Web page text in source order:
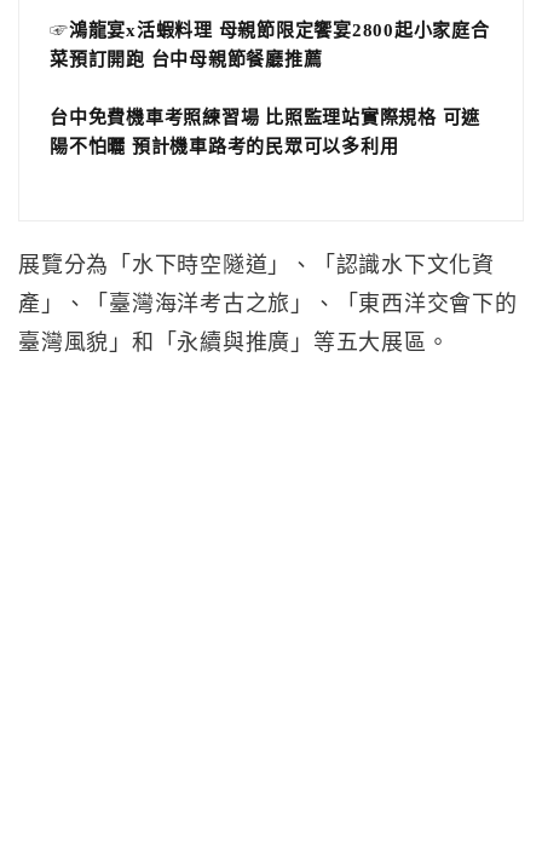
☞鴻龍宴x活蝦料理 母親節限定饗宴2800起小家庭合
菜預訂開跑 台中母親節餐廳推薦
台中免費機車考照練習場 比照監理站實際規格 可遮
陽不怕曬 預計機車路考的民眾可以多利用
展覽分為「水下時空隧道」、「認識水下文化資
產」、「臺灣海洋考古之旅」、「東西洋交會下的
臺灣風貌」和「永續與推廣」等五大展區。